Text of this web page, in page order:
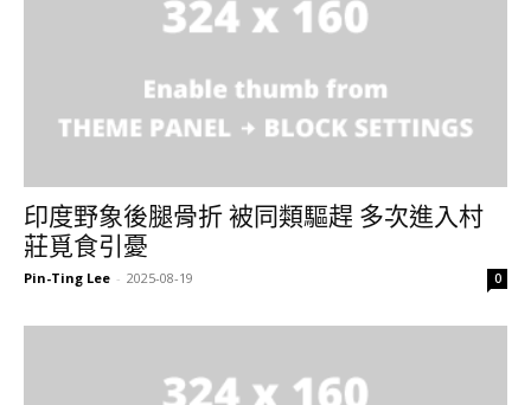
印度野象後腿骨折 被同類驅趕 多次進入村
莊覓食引憂
Pin-Ting Lee - 2025-08-19 0